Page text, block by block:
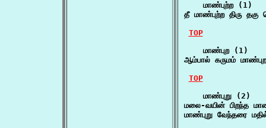
    மாண்புற்ற (1)
தீ மாண்புற்ற திரு
TOP
    மாண்புற (1)
ஆம்பால் கருமம்
TOP
    மாண்புறு (2)
மலை-வயின் பிறந்த
மாண்புறு வேந்தரை